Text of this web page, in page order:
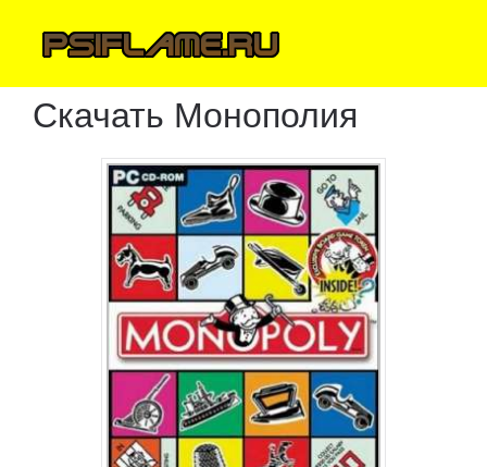
Скачать Монополия